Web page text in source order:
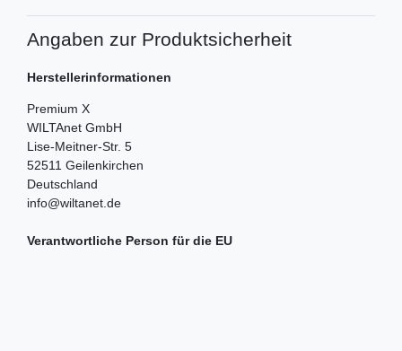
Angaben zur Produktsicherheit
Herstellerinformationen
Premium X
WILTAnet GmbH
Lise-Meitner-Str. 5
52511 Geilenkirchen
Deutschland
info@wiltanet.de
Verantwortliche Person für die EU